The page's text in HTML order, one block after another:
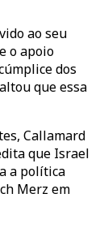
ao seu
o apoio
dos
que essa
Callamard
que Israel
a política
Merz em